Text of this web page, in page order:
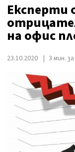
на офис
23.10.2020 3 мин.